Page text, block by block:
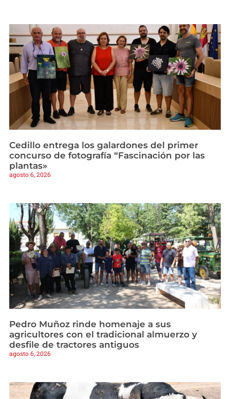
Cedillo entrega los galardones del primer
concurso de fotografía “Fascinación por las
plantas»
agosto 6, 2026
Pedro Muñoz rinde homenaje a sus
agricultores con el tradicional almuerzo y
desfile de tractores antiguos
agosto 6, 2026